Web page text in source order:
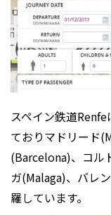
スペイン鉄道Renfe
ておりマドリード
(Barcelona)、コル
ガ(Malaga)、バレ
羅しています。